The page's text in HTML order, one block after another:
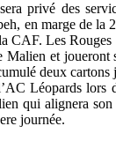
privé des
en marge de la
CAF. Les Rouges
et joueront
deux cartons
Léopards lors
qui alignera
journée.